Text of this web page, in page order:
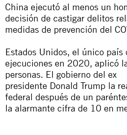
China ejecutó al menos un
decisión de castigar delitos
medidas de prevención del
Estados Unidos, el único país
ejecuciones en 2020, aplicó
personas. El gobierno del ex
presidente Donald Trump la
federal después de un
la alarmante cifra de 10 en